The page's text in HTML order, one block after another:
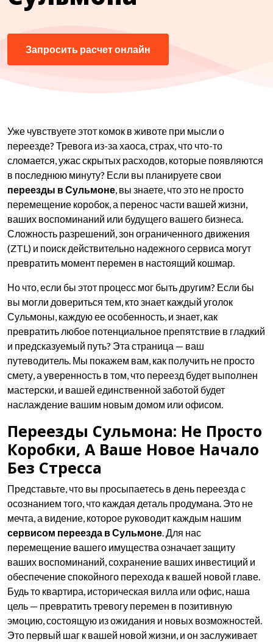
Запросить расчет онлайн
Уже чувствуете этот комок в животе при мысли о
переезде? Тревога из-за хаоса, страх, что что-то
сломается, ужас скрытых расходов, которые появляются
в последнюю минуту? Если вы планируете свои
переезды в Сульмоне, вы знаете, что это не просто
перемещение коробок, а перенос части вашей жизни,
ваших воспоминаний или будущего вашего бизнеса.
Сложность разрешений, зон ограниченного движения
(ZTL) и поиск действительно надежного сервиса могут
превратить момент перемен в настоящий кошмар.
Но что, если бы этот процесс мог быть другим? Если бы
вы могли довериться тем, кто знает каждый уголок
Сульмоны, каждую ее особенность, и знает, как
превратить любое потенциальное препятствие в гладкий
и предсказуемый путь? Эта страница — ваш
путеводитель. Мы покажем вам, как получить не просто
смету, а уверенность в том, что переезд будет выполнен
мастерски, и вашей единственной заботой будет
наслаждение вашим новым домом или офисом.
Переезды Сульмона: Не Просто
Коробки, А Ваше Новое Начало
Без Стресса
Представьте, что вы просыпаетесь в день переезда с
осознанием того, что каждая деталь продумана. Это не
мечта, а видение, которое руководит каждым нашим
сервисом переезда в Сульмоне. Для нас
перемещение вашего имущества означает защиту
ваших воспоминаний, сохранение ваших инвестиций и
обеспечение спокойного перехода к вашей новой главе.
Будь то квартира, историческая вилла или офис, наша
цель — превратить тревогу перемен в позитивную
эмоцию, состоящую из ожидания и новых возможностей.
Это первый шаг к вашей новой жизни, и он заслуживает